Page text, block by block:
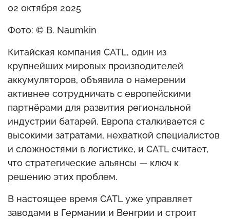
02 октября 2025
Фото: © B. Naumkin
Китайская компания CATL, один из
крупнейших мировых производителей
аккумуляторов, объявила о намерении
активнее сотрудничать с европейскими
партнёрами для развития региональной
индустрии батарей. Европа сталкивается с
высокими затратами, нехваткой специалистов
и сложностями в логистике, и CATL считает,
что стратегические альянсы — ключ к
решению этих проблем.
В настоящее время CATL уже управляет
заводами в Германии и Венгрии и строит